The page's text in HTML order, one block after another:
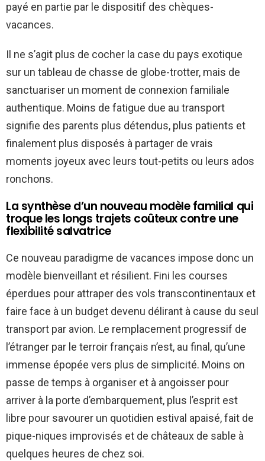
payé en partie par le dispositif des chèques-
vacances.
Il ne s’agit plus de cocher la case du pays exotique
sur un tableau de chasse de globe-trotter, mais de
sanctuariser un moment de connexion familiale
authentique. Moins de fatigue due au transport
signifie des parents plus détendus, plus patients et
finalement plus disposés à partager de vrais
moments joyeux avec leurs tout-petits ou leurs ados
ronchons.
La synthèse d’un nouveau modèle familial qui
troque les longs trajets coûteux contre une
flexibilité salvatrice
Ce nouveau paradigme de vacances impose donc un
modèle bienveillant et résilient. Fini les courses
éperdues pour attraper des vols transcontinentaux et
faire face à un budget devenu délirant à cause du seul
transport par avion. Le remplacement progressif de
l’étranger par le terroir français n’est, au final, qu’une
immense épopée vers plus de simplicité. Moins on
passe de temps à organiser et à angoisser pour
arriver à la porte d’embarquement, plus l’esprit est
libre pour savourer un quotidien estival apaisé, fait de
pique-niques improvisés et de châteaux de sable à
quelques heures de chez soi.